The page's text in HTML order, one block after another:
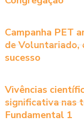
Campanha PET
de Voluntariado,
sucesso
Vivências
significativa nas
Fundamental 1